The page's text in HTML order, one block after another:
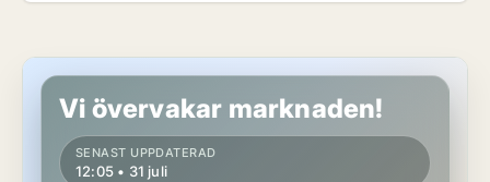
Butikslokal i Skellefteå
Vi övervakar marknaden!
SENAST UPPDATERAD
12:05 • 31 juli